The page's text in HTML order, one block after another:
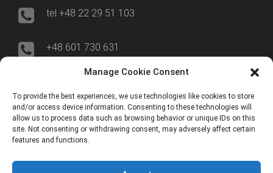
Manage Cookie Consent
To provide the best experiences, we use technologies like cookies to store
and/or access device information. Consenting to these technologies will
allow us to process data such as browsing behavior or unique IDs on this
site. Not consenting or withdrawing consent, may adversely affect certain
features and functions.
tel +48 22 29 51 103
+48 601 730 631
ul. Nowogrodzka 50/515